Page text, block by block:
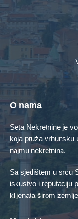
+387
O nama
Seta Nekretnine je
koja pruža vrhunsku
najmu nekretnina.
Sa sjedištem u srcu
iskustvo i reputaciju
klijenata širom